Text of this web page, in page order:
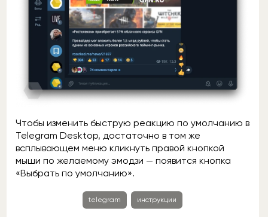
Чтобы изменить быструю реакцию по умолчанию в
Telegram Desktop, достаточно в том же
всплывающем меню кликнуть правой кнопкой
мыши по желаемому эмодзи — появится кнопка
«Выбрать по умолчанию».
telegram инструкции